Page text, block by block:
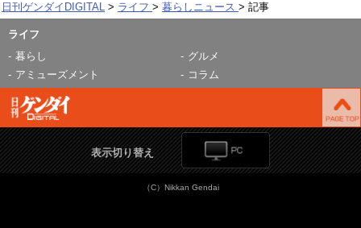
日刊ゲンダイDIGITAL ライフ 暮らしニュース 記事
ライフ
暮らし
グルメ
アミューズメント
コラム
表示切り替え
（C）Nikkan Gendai